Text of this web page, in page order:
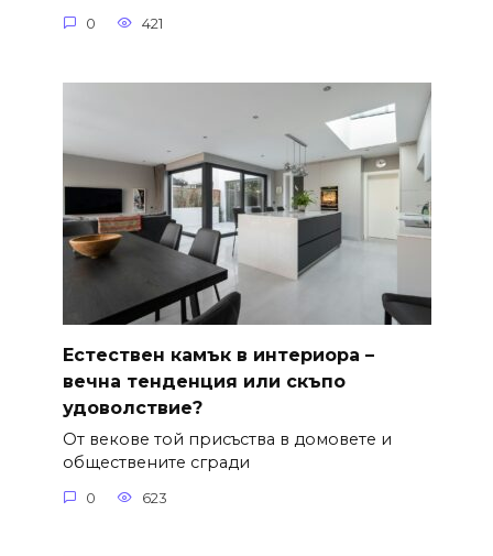
0 421
Естествен камък в интериора –
вечна тенденция или скъпо
удоволствие?
От векове той присъства в домовете и
обществените сгради
0 623